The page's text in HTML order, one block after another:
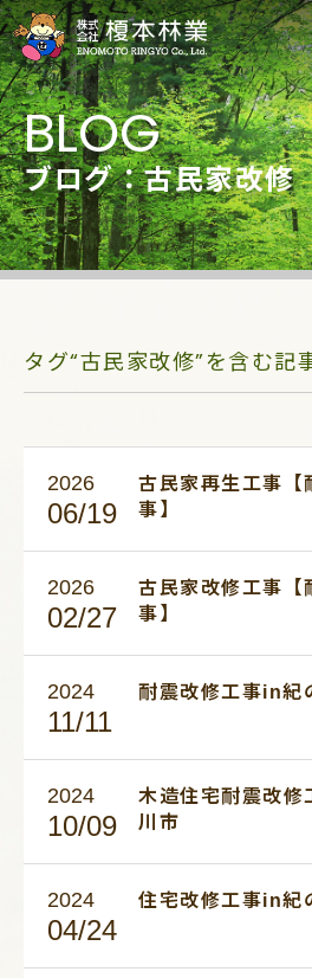
ブログ：古民家改修
タグ“古民家改修”を含む記
2026
06/19
古民家再生工事【
事】
2026
02/27
古民家改修工事【
事】
2024
11/11
耐震改修工事in紀
2024
10/09
木造住宅耐震改修
川市
2024
04/24
住宅改修工事in紀